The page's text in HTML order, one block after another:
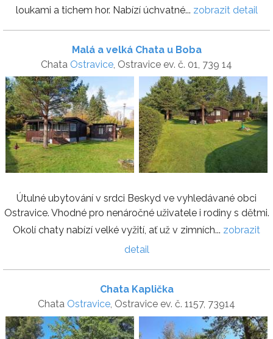
loukami a tichem hor. Nabízí úchvatné... zobrazit detail
Malá a velká Chata u Boba
Chata Ostravice, Ostravice ev. č. 01, 739 14
Útulné ubytování v srdci Beskyd ve vyhledávané obci
Ostravice. Vhodné pro nenáročné uživatele i rodiny s dětmi.
Okolí chaty nabízí velké vyžití, ať už v zimních... zobrazit
detail
Chata Kaplička
Chata Ostravice, Ostravice ev. č. 1157, 73914